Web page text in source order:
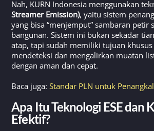
Nah, KURN Indonesia menggunakan
Streamer Emission), yaitu sistem
yang bisa “menjemput” sambaran petir
bangunan. Sistem ini bukan sekadar
atap, tapi sudah memiliki tujuan khusus
mendeteksi dan mengalirkan muatan
dengan aman dan cepat.
Baca juga:Standar PLN untuk
Apa Itu Teknologi ESE dan
Efektif?